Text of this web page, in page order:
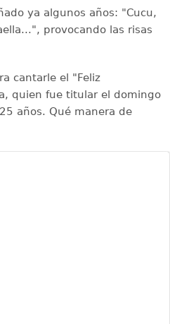
ya algunos años: "Cucu,
provocando las risas
cantarle el "Feliz
quien fue titular el domingo
años. Qué manera de